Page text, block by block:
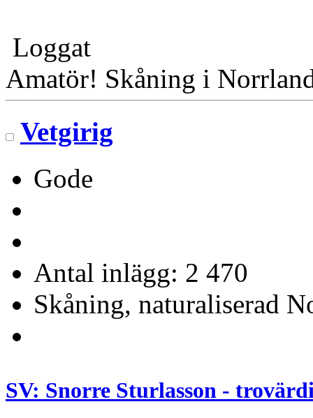
Loggat
Amatör! Skåning i
Vetgirig
Gode
Antal inlägg: 2 470
Skåning, naturaliserad
SV: Snorre Sturlasson -